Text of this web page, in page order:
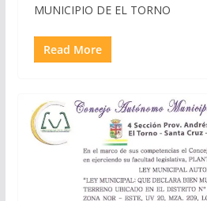
MUNICIPIO DE EL TORNO
Read More